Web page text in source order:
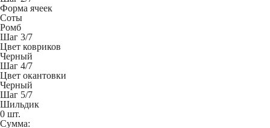
Форма ячеек
Соты
Ромб
Шаг 3/7
Цвет ковриков
Черный
Шаг 4/7
Цвет окантовки
Черный
Шаг 5/7
Шильдик
0 шт.
Сумма: